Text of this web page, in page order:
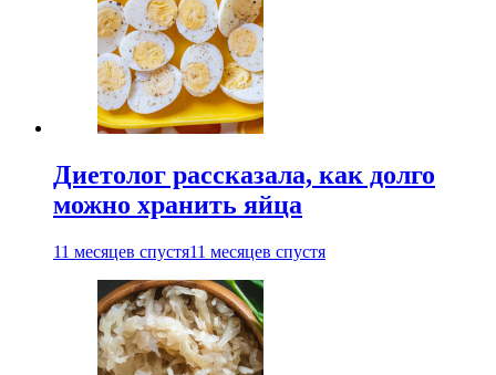
Диетолог рассказала, как долго
можно хранить яйца
11 месяцев спустя11 месяцев спустя